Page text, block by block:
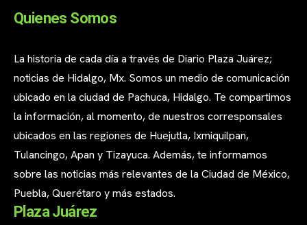
Quienes Somos
La historia de cada día a través de Diario Plaza Juárez;
noticias de Hidalgo, Mx. Somos un medio de comunicación
ubicado en la ciudad de Pachuca, Hidalgo. Te compartimos
la información, al momento, de nuestros corresponsales
ubicados en las regiones de Huejutla, Ixmiquilpan,
Tulancingo, Apan y Tizayuca. Además, te informamos
sobre las noticias más relevantes de la Ciudad de México,
Puebla, Querétaro y más estados.
Plaza Juárez